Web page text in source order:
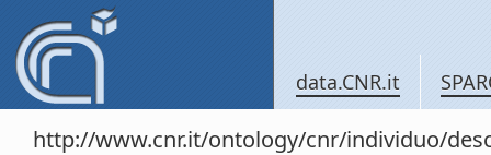
data.CNR.it
http://www.cnr.it/ontology/cnr/individuo/